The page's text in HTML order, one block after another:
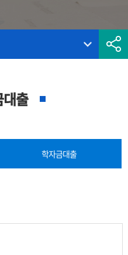
출
학자금대출